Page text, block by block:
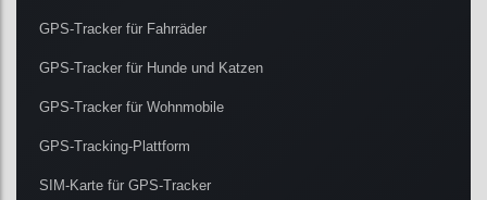
GPS-Tracker für Fahrräder
GPS-Tracker für Hunde und Katzen
GPS-Tracker für Wohnmobile
GPS-Tracking-Plattform
SIM-Karte für GPS-Tracker